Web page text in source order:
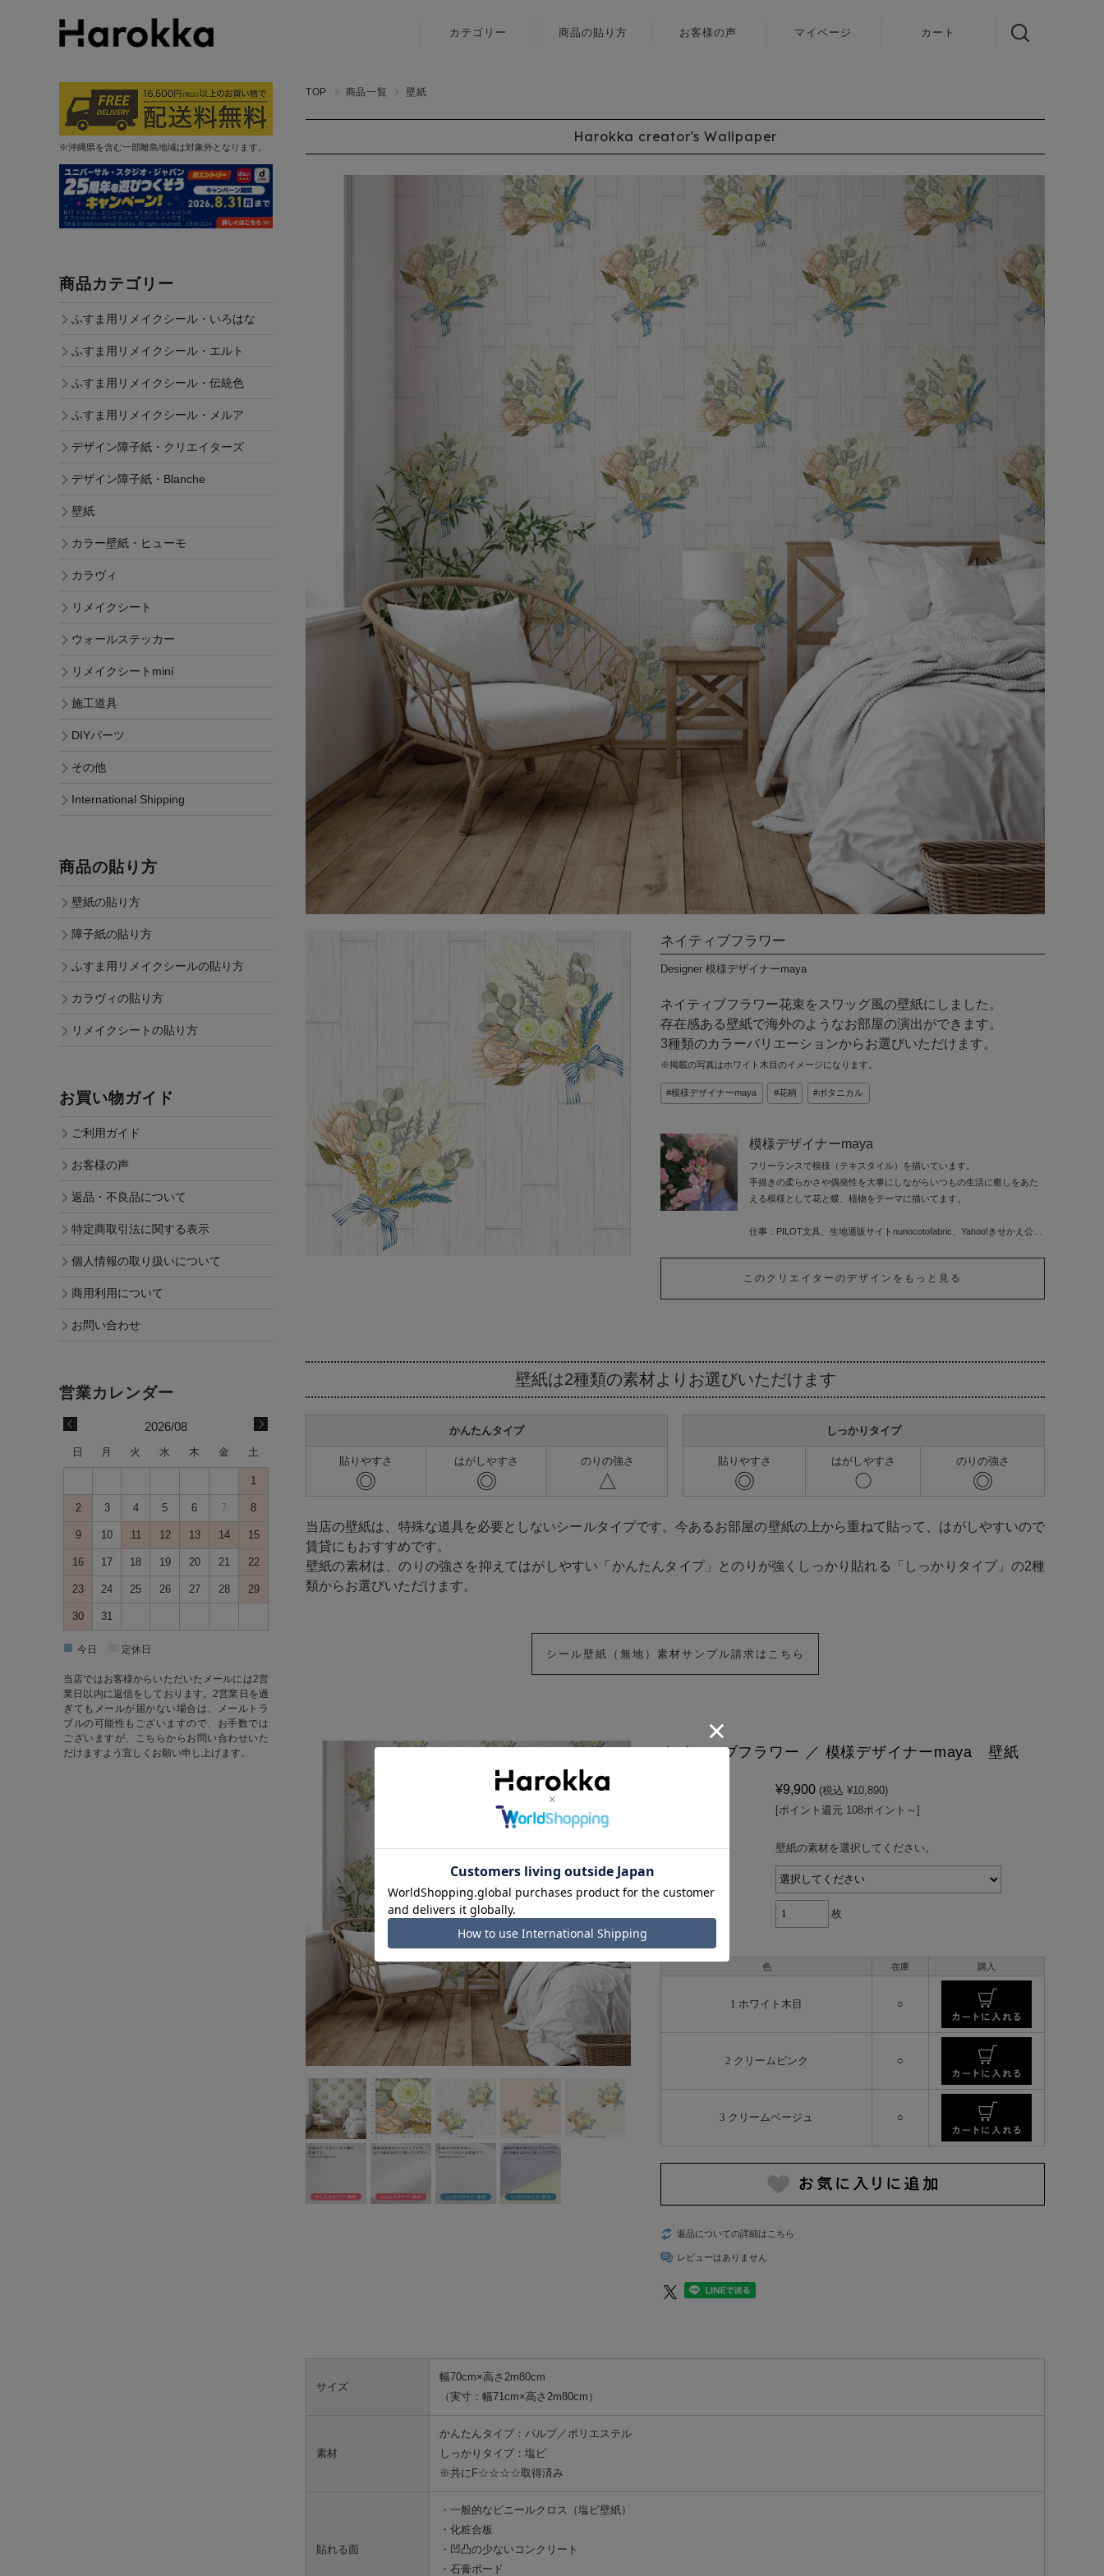
カテゴリー
〈エルト〉
リメイクシール
〈伝統色〉
ふすま用
リメイクシール
〈メルア〉
デザイン障子紙
〈Blanche〉
壁紙
カラー壁紙
〈ヒューモ〉
カラヴィ
リメイクシート
ウォールステッカ
リメイクシート
mini
施工道具
DIYパーツ
その他
International
Shipping
商品の貼り方
ふすま用
リメイクシール
カラヴィ
リメイクシート
お客様の声 マイページ カート
TOP 商品一覧 壁紙
Harokka creator's Wallpaper
ネイティブフラワー
Designer 模様デザイナーmaya
ネイティブフラワー花束をスワッグ風の壁紙にしました。
存在感ある壁紙で海外のようなお部屋の演出ができます。
3種類のカラーバリエーションからお選びいただけます。
※掲載の写真はホワイト木目のイメージになります。
模様デザイナーmaya 花柄 ボタニカル
模様デザイナーmaya
フリーランスで模様（テキスタイル）を描いています。
手描きの柔らかさや偶発性を大事にしながらいつもの生活に癒しをあた
える模様として花と蝶、植物をテーマに描いてます。
仕事：PILOT文具、生地通販サイトnunocotofabric、Yahoo!きせかえ公式
このクリエイターのデザインをもっと見る
壁紙は2種類の素材より お選びいただけます
かんたんタイプ
貼りやすさ
◎
はがしやすさ
◎
のりの強さ
△
しっかりタイプ
貼りやすさ
◎
はがしやすさ
◯
のりの強さ
◎
当店の壁紙は、特殊な道具を必要としないシールタイプです。今あるお部屋の壁紙の上から重ねて貼って、はがしやすいので
賃貸にもおすすめです。
壁紙の素材は、のりの強さを抑えてはがしやすい「かんたんタイプ」とのりが強くしっかり貼れる「しっかりタイプ」の2種
類からお選びいただけます。
シール壁紙（無地）素材サンプル請求はこちら
ネイティブフラワー ／ 模様デザイナーmaya 壁紙
¥9,900 (税込 ¥10,890)
[ポイント還元 108ポイント～]
壁紙の素材: 壁紙の素材を選択してください。
枚
色 在庫 購入
1 ホワイト木目 ○
2 クリームピンク ○
3 クリームベージュ ○
返品についての詳細はこちら
レビューはありません
サイズ
幅70cm×高さ2m80cm
（実寸：幅71cm×高さ2m80cm）
素材
かんたんタイプ：パルプ／ポリエステル
しっかりタイプ：塩ビ
※共にF☆☆☆☆取得済み
貼れる面
・一般的なビニールクロス（塩ビ壁紙）
・化粧合板
・凹凸の少ないコンクリート
・石膏ボード
※沖縄県を含む一部離島地域は対象外となります。
商品カテゴリー
ふすま用リメイクシール・いろはな
ふすま用リメイクシール・エルト
ふすま用リメイクシール・伝統色
ふすま用リメイクシール・メルア
デザイン障子紙・クリエイターズ
デザイン障子紙・Blanche
壁紙
カラー壁紙・ヒューモ
カラヴィ
リメイクシート
ウォールステッカー
リメイクシートmini
施工道具
DIYパーツ
その他
International Shipping
商品の貼り方
壁紙の貼り方
障子紙の貼り方
ふすま用リメイクシールの貼り方
カラヴィの貼り方
リメイクシートの貼り方
お買い物ガイド
ご利用ガイド
お客様の声
返品・不良品について
特定商取引法に関する表示
個人情報の取り扱いについて
商用利用について
お問い合わせ
2026/08
日 月 火 水 木 金 土
1
2 3 4 5 6 7 8
9 10 11 12 13 14 15
16 17 18 19 20 21 22
23 24 25 26 27 28 29
30 31
■ 今日 定休日
当店ではお客様からいただいたメールには2営
業日以内に返信をしております。2営業日を過
ぎてもメールが届かない場合は、メールトラ
ブルの可能性もございますので、お手数では
ございますが、 こちらからお問い合わせいた
だけますよう宜しくお願い申し上げます。